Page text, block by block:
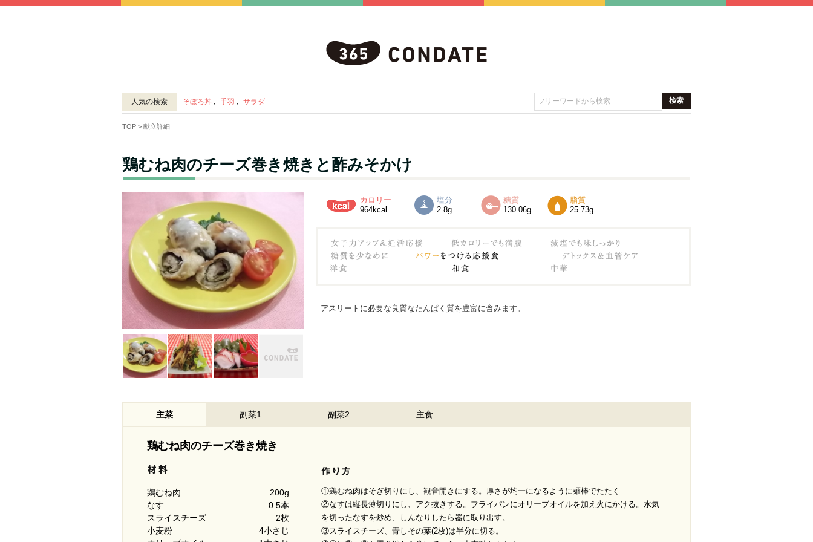
人気の検索 そぼろ丼 , 手羽 , サラダ
TOP > 献立詳細
鶏むね肉のチーズ巻き焼きと酢みそかけ
カロリー
964kcal
塩分
2.8g
糖質
130.06g
脂質
25.73g
アスリートに必要な良質なたんぱく質を豊富に含みます。
主菜 副菜1 副菜2 主食
鶏むね肉のチーズ巻き焼き
鶏むね肉
200g
なす
0.5本
スライスチーズ
2枚
小麦粉
4小さじ
①鶏むね肉はそぎ切りにし、観音開きにする。厚さが均一になるように麺棒でたたく
②なすは縦長薄切りにし、アク抜きする。フライパンにオリーブオイルを加え火にかける。水気
を切ったなすを炒め、しんなりしたら器に取り出す。
③スライスチーズ、青しその葉(2枚)は半分に切る。